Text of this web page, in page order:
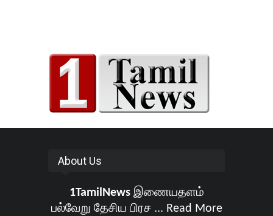
About Us
1TamilNewsஇணையதளம்
பல்வேறு தேசிய பிரச ... Read More